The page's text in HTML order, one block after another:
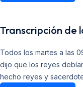
Transcripción de
Todos los martes a las
dijo que los reyes
hecho reyes y